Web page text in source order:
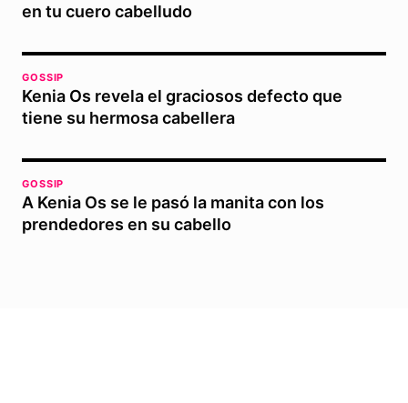
en tu cuero cabelludo
GOSSIP
Kenia Os revela el graciosos defecto que
tiene su hermosa cabellera
GOSSIP
A Kenia Os se le pasó la manita con los
prendedores en su cabello